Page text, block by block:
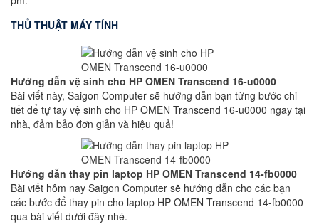
THỦ THUẬT MÁY TÍNH
Hướng dẫn vệ sinh cho HP OMEN Transcend 16-u0000
Bài viết này, Saigon Computer sẽ hướng dẫn bạn từng bước chi
tiết để tự tay vệ sinh cho HP OMEN Transcend 16-u0000 ngay tại
nhà, đảm bảo đơn giản và hiệu quả!
Hướng dẫn thay pin laptop HP OMEN Transcend 14-fb0000
Bài viết hôm nay Saigon Computer sẽ hướng dẫn cho các bạn
các bước để thay pin cho laptop HP OMEN Transcend 14-fb0000
qua bài viết dưới đây nhé.